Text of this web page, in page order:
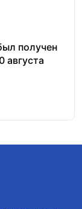
получен
августа